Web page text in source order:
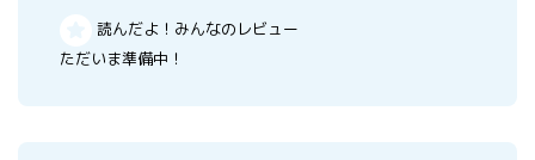
読んだよ！みんなのレビュー
ただいま準備中！